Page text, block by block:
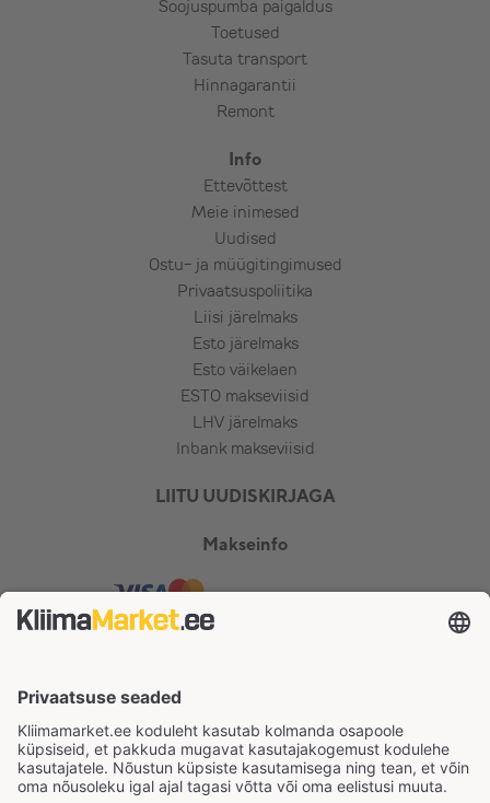
Soojuspumba paigaldus
Toetused
Tasuta transport
Hinnagarantii
Remont
Info
Ettevõttest
Meie inimesed
Uudised
Ostu- ja müügitingimused
Privaatsuspoliitika
Liisi järelmaks
Esto järelmaks
Esto väikelaen
ESTO makseviisid
LHV järelmaks
Inbank makseviisid
LIITU UUDISKIRJAGA
Makseinfo